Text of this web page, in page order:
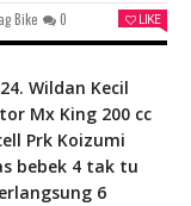
Bike 0 LIKE
Wildan Kecil
Mx King 200 cc
Prk Koizumi
bebek 4 tak tu
6